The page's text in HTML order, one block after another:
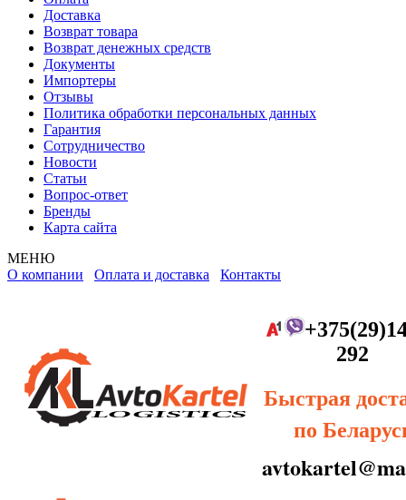
Доставка
Возврат товара
Возврат денежных средств
Документы
Импортеры
Отзывы
Политика обработки персональных данных
Гарантия
Сотрудничество
Новости
Статьи
Вопрос-ответ
Бренды
Карта сайта
МЕНЮ
О компании Оплата и доставка Контакты
292
Быстрая
по